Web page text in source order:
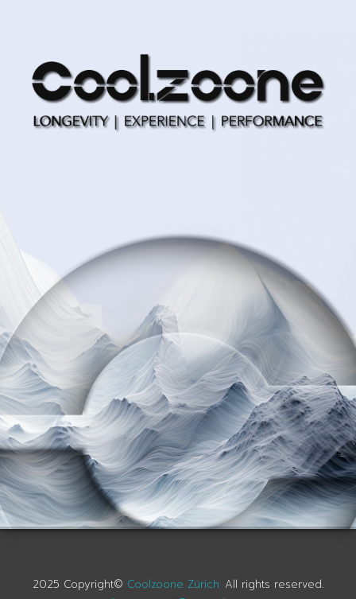
2025 Copyright© Coolzoone Zürich All rights reserved.